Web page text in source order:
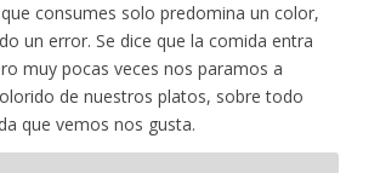
consumes solo predomina un color,
un error. Se dice que la comida entra
muy pocas veces nos paramos a
de nuestros platos, sobre todo
que vemos nos gusta.